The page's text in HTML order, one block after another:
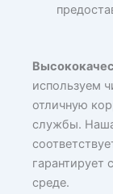
используем
отличную
службы.
гарантирует
среде.